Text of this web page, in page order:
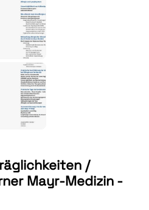
/
Mayr-Medizin -